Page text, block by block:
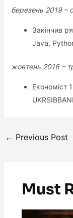
березень 2019 –
Закінчив
Java,
жовтень 2016 –
Економіст
← Previous Post
Must